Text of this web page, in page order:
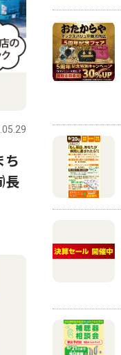
ち
長